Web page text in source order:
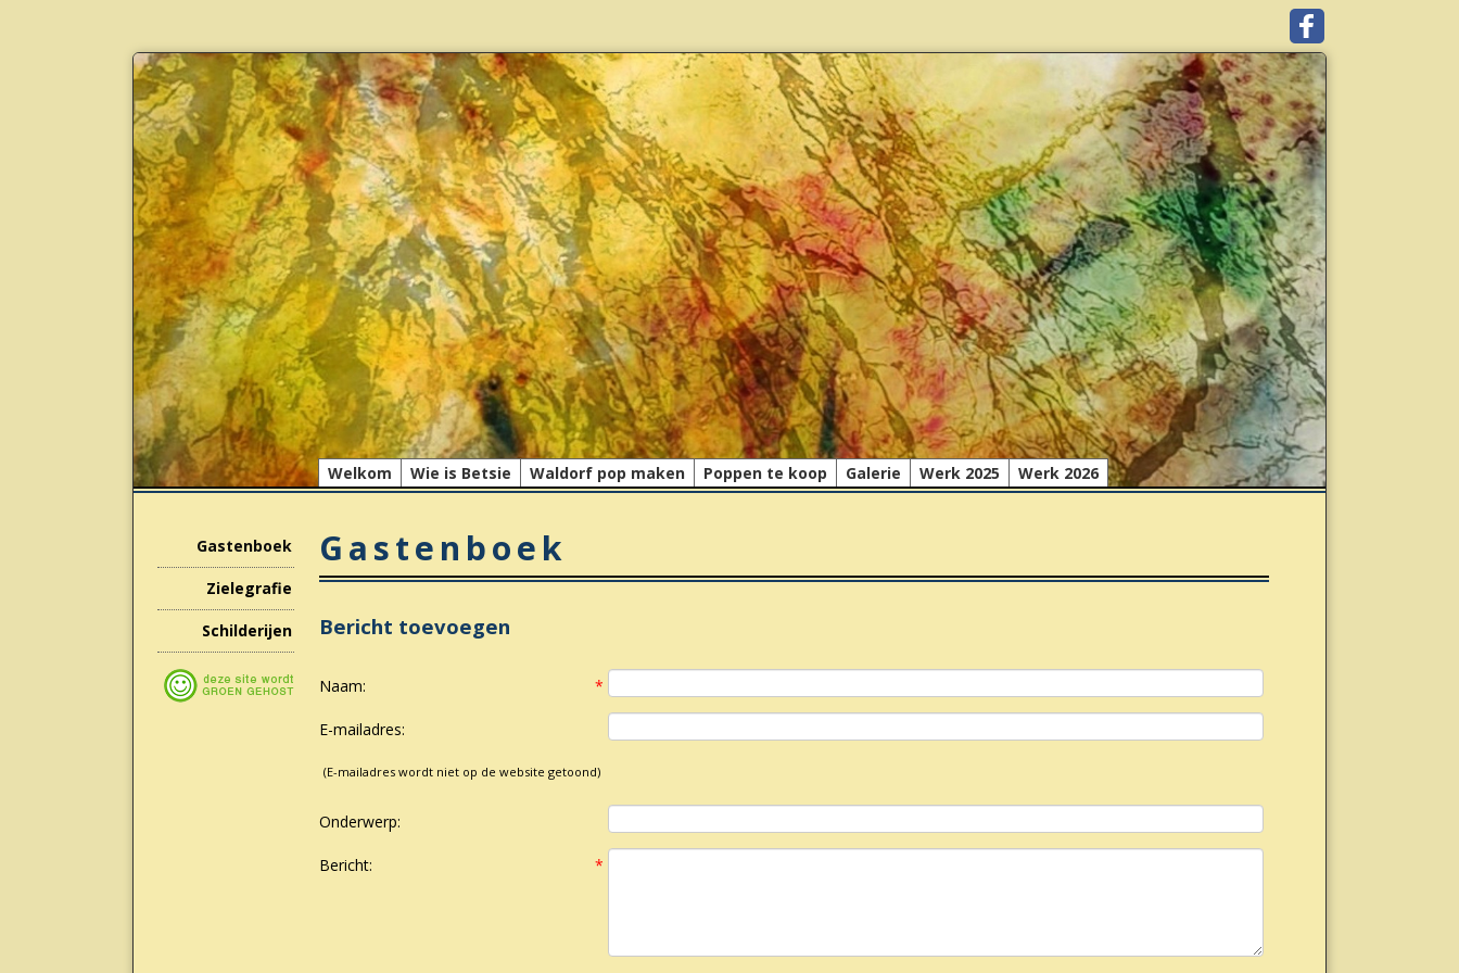
Welkom Wie is Betsie Waldorf pop maken Poppen te koop Galerie Werk 2025 Werk 2026
Gastenboek
Zielegrafie
Schilderijen
Gastenboek
Bericht toevoegen
Naam: *
E-mailadres:
(E-mailadres wordt niet op de website getoond)
Onderwerp:
Bericht: *